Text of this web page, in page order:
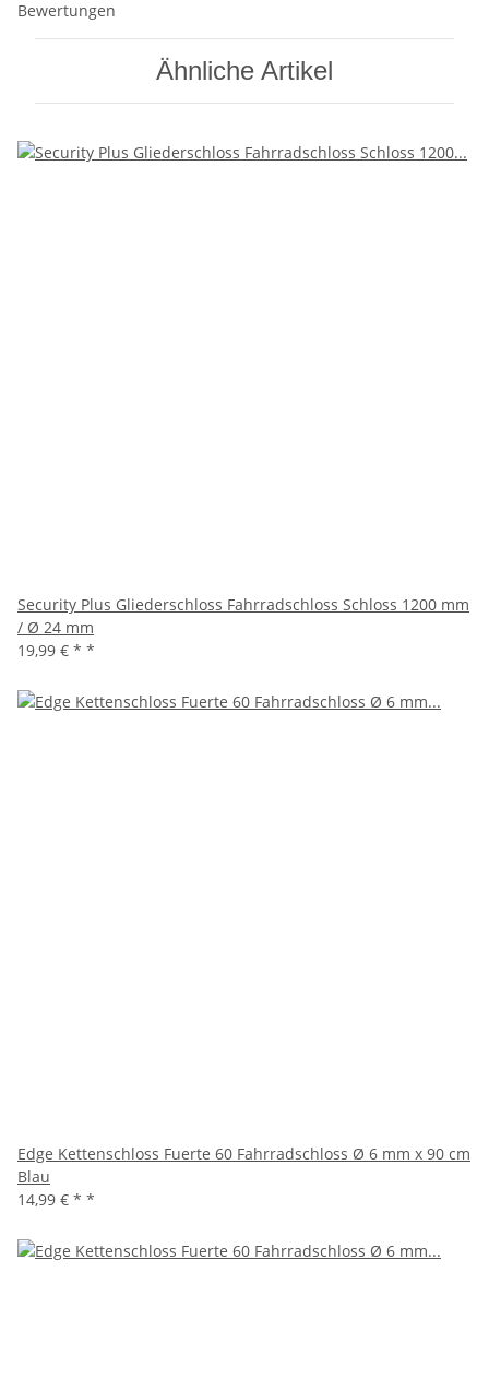
Bewertungen
Ähnliche Artikel
Security Plus Gliederschloss Fahrradschloss Schloss 1200 mm
/ Ø 24 mm
19,99 € * *
Edge Kettenschloss Fuerte 60 Fahrradschloss Ø 6 mm x 90 cm
Blau
14,99 € * *